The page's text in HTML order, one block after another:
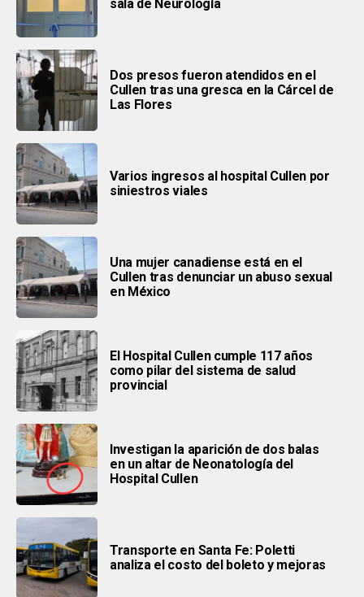
sala de Neurología
Dos presos fueron atendidos en el
Cullen tras una gresca en la Cárcel de
Las Flores
Varios ingresos al hospital Cullen por
siniestros viales
Una mujer canadiense está en el
Cullen tras denunciar un abuso sexual
en México
El Hospital Cullen cumple 117 años
como pilar del sistema de salud
provincial
Investigan la aparición de dos balas
en un altar de Neonatología del
Hospital Cullen
Transporte en Santa Fe: Poletti
analiza el costo del boleto y mejoras